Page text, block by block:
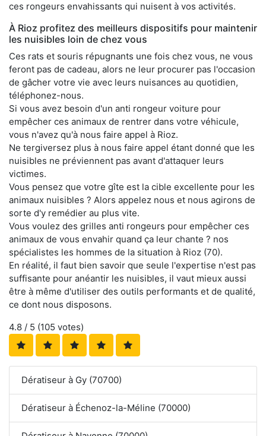
ces rongeurs envahissants qui nuisent à vos activités.
À Rioz profitez des meilleurs dispositifs pour maintenir
les nuisibles loin de chez vous
Ces rats et souris répugnants une fois chez vous, ne vous
feront pas de cadeau, alors ne leur procurer pas l'occasion
de gâcher votre vie avec leurs nuisances au quotidien,
téléphonez-nous.
Si vous avez besoin d'un anti rongeur voiture pour
empêcher ces animaux de rentrer dans votre véhicule,
vous n'avez qu'à nous faire appel à Rioz.
Ne tergiversez plus à nous faire appel étant donné que les
nuisibles ne préviennent pas avant d'attaquer leurs
victimes.
Vous pensez que votre gîte est la cible excellente pour les
animaux nuisibles ? Alors appelez nous et nous agirons de
sorte d'y remédier au plus vite.
Vous voulez des grilles anti rongeurs pour empêcher ces
animaux de vous envahir quand ça leur chante ? nos
spécialistes les hommes de la situation à Rioz (70).
En réalité, il faut bien savoir que seule l'expertise n'est pas
suffisante pour anéantir les nuisibles, il vaut mieux aussi
être à même d'utiliser des outils performants et de qualité,
ce dont nous disposons.
4.8 / 5 (105 votes)
Dératiseur à Gy (70700)
Dératiseur à Échenoz-la-Méline (70000)